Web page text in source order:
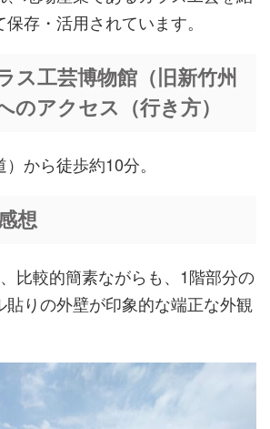
存・活用されています。
ス工芸博物館（旧新竹州
のアクセス（行き方）
から徒歩約10分。
想
比較的簡素ながらも、1階部分の
貼りの外壁が印象的な端正な外観